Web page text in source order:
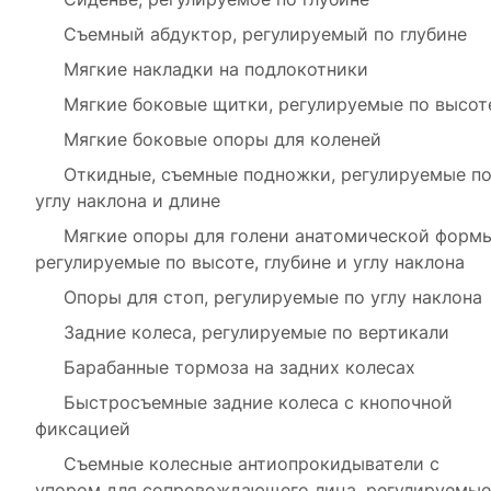
Съемный абдуктор, регулируемый по глубине
Мягкие накладки на подлокотники
Мягкие боковые щитки, регулируемые по
Мягкие боковые опоры для коленей
Откидные, съемные подножки, регулируемые по
углу наклона и длине
Мягкие опоры для голени анатомической
регулируемые по высоте, глубине и углу наклона
Опоры для стоп, регулируемые по углу наклона
Задние колеса, регулируемые по вертикали
Барабанные тормоза на задних колесах
Быстросъемные задние колеса с кнопочной
фиксацией
Съемные колесные антиопрокидыватели с